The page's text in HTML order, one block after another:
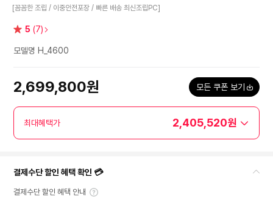
조립 4600
[꼼꼼한 조립 / 이중안전포장 / 빠른 배송 최신조립PC]
별 5 (7)
모델명 H_4600
2,699,800원 모든 쿠폰 보기
최대혜택가 2,405,520원
결제수단 할인 혜택 확인 💳
결제수단 할인 혜택 안내